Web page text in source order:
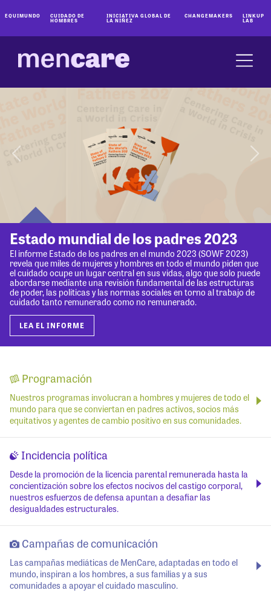
EQUIMUNDO CUIDADO DE
HOMBRES
INICIATIVA GLOBAL DE
LA NIÑEZ
CHANGEMAKERS LINKUP
LAB
Estado mundial de los padres 2023
El informe Estado de los padres en el mundo 2023 (SOWF 2023)
revela que miles de mujeres y hombres en todo el mundo piden que
el cuidado ocupe un lugar central en sus vidas, algo que solo puede
abordarse mediante una revisión fundamental de las estructuras
de poder, las políticas y las normas sociales en torno al trabajo de
cuidado tanto remunerado como no remunerado.
LEA EL INFORME
Programación
Nuestros programas involucran a hombres y mujeres de todo el
mundo para que se conviertan en padres activos, socios más
equitativos y agentes de cambio positivo en sus comunidades.
Incidencia política
Desde la promoción de la licencia parental remunerada hasta la
concientización sobre los efectos nocivos del castigo corporal,
nuestros esfuerzos de defensa apuntan a desafiar las
desigualdades estructurales.
Campañas de comunicación
Las campañas mediáticas de MenCare, adaptadas en todo el
mundo, inspiran a los hombres, a sus familias y a sus
comunidades a apoyar el cuidado masculino.